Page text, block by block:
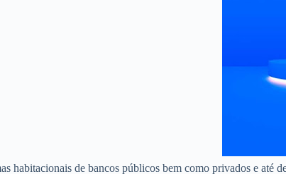
habitacionais de bancos públicos bem como privados e